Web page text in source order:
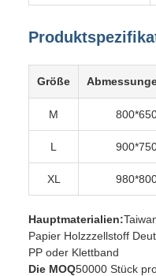
Größe
M
L
XL
Hauptmaterialien:
Papier Holzzzellstoff
PP oder Klettband
Die MOQ50000 Stück